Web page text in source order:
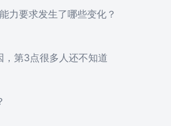
力要求发生了哪些变化？
，第3点很多人还不知道